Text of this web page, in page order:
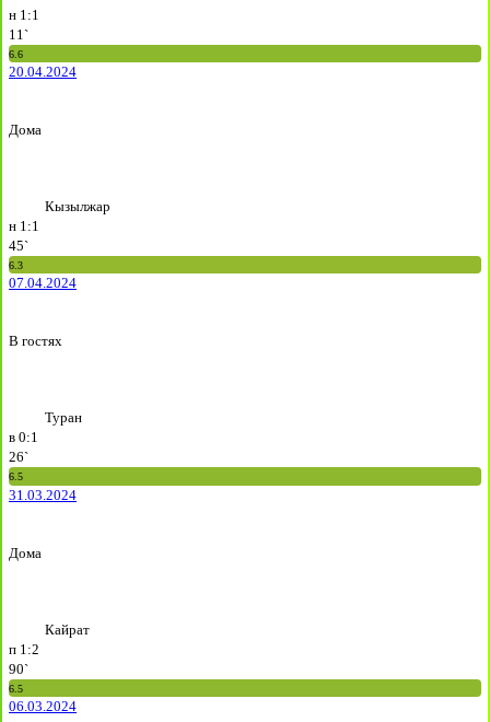
н 1:1
11`
6.6
20.04.2024
Дома
Кызылжар
н 1:1
45`
6.3
07.04.2024
В гостях
Туран
в 0:1
26`
6.5
31.03.2024
Дома
Кайрат
п 1:2
90`
6.5
06.03.2024